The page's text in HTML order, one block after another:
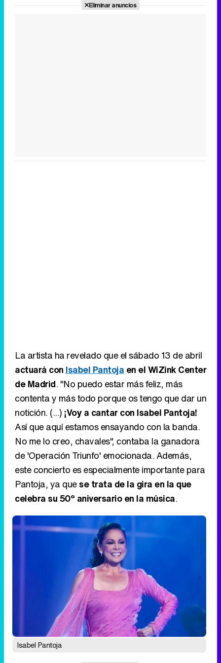
Eliminar anuncios
La artista ha revelado que el sábado 13 de abril
actuará con Isabel Pantoja en el WiZink Center
de Madrid. "No puedo estar más feliz, más
contenta y más todo porque os tengo que dar un
notición. (...) ¡Voy a cantar con Isabel Pantoja!
Así que aquí estamos ensayando con la banda.
No me lo creo, chavales", contaba la ganadora
de 'Operación Triunfo' emocionada. Además,
este concierto es especialmente importante para
Pantoja, ya quese trata de la gira en la que
celebra su 50º aniversario en la música.
Isabel Pantoja